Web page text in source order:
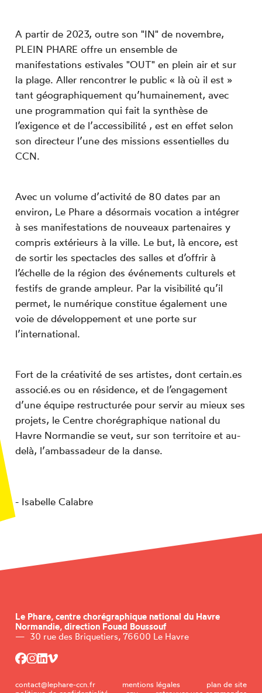
A partir de 2023, outre son "IN" de novembre,
PLEIN PHAREoffre un ensemble de
manifestations estivales "OUT" en plein air et sur
la plage. Aller rencontrer le public « là où il est »
tant géographiquement qu’humainement, avec
une programmationqui fait la synthèse de
l’exigence et de l’accessibilité , est en effet selon
son directeur l’une des missions essentielles du
CCN.
Avec un volume d’activité de 80 dates par an
environ, Le Pharea désormais vocation a intégrer
à ses manifestations de nouveaux partenaires y
compris extérieurs à la ville. Le but, là encore, est
de sortir les spectacles des salles et d’offrir à
l’échelle de la région des événements culturels et
festifs de grande ampleur. Par la visibilité qu’il
permet, le numérique constitue également une
voie de développement et une porte sur
l’international.
Fort de la créativité de ses artistes, dont certain.es
associé.es ou en résidence, et de l’engagement
d’une équipe restructurée pour servir au mieux ses
projets, le Centre chorégraphique national du
Havre Normandie se veut, sur son territoire et au-
delà, l’ambassadeur de la danse.
- Isabelle Calabre
Le Phare, centre chorégraphique national du Havre
Normandie, direction Fouad Boussouf
— 30 rue des Briquetiers, 76600 Le Havre
contact@lephare-ccn.fr mentions légales
plan de site